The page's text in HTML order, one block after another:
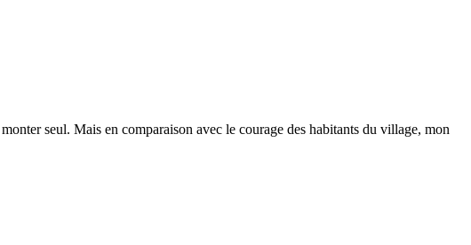
seul. Mais en comparaison avec le courage des habitants du village, mon